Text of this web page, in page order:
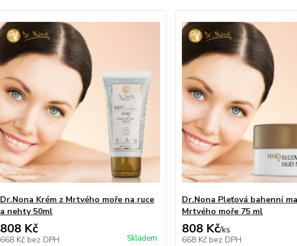
Dr.Nona Krém z Mrtvého moře na ruce
a nehty 50ml
808 Kč
668 Kč bez DPH Skladem
Dr.Nona Pleťová bahenní
Mrtvého moře 75 ml
808 Kč/ks
668 Kč bez DPH